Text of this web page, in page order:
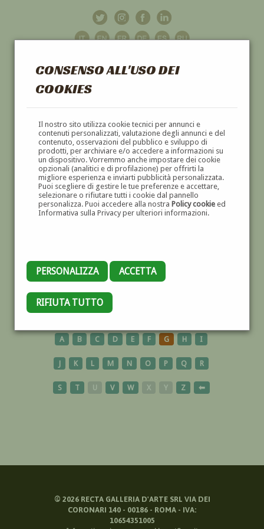
CONSENSO ALL'USO DEI
COOKIES
Il nostro sito utilizza cookie tecnici per annunci e
contenuti personalizzati, valutazione degli annunci e del
contenuto, osservazioni del pubblico e sviluppo di
prodotti, per archiviare e/o accedere a informazioni su
un dispositivo. Vorremmo anche impostare dei cookie
opzionali (analitici e di profilazione) per offrirti la
migliore esperienza e inviarti pubblicità personalizzata.
Puoi scegliere di gestire le tue preferenze e accettare,
selezionare o rifiutare tutti i cookie dal pannello
personalizza. Puoi accedere alla nostra Policy cookieed
Informativa sulla Privacy per ulteriori informazioni.
PERSONALIZZA ACCETTA
RIFIUTA TUTTO
GALLERIAD'ARTE
DIPINTI E SCULTURE '800 E '900
GIUDECCA
A B C D E F G H I
J K L M N O P Q R
S T U V W X Y Z ⬅
© 2026RECTA GALLERIA D'ARTE SRL VIA DEI
CORONARI 140 - 00186 - ROMA - IVA:
10654351005